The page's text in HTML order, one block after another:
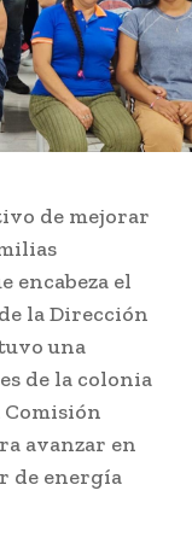
de mejorar
encabeza el
la Dirección
una
de la colonia
avanzar en
de energía